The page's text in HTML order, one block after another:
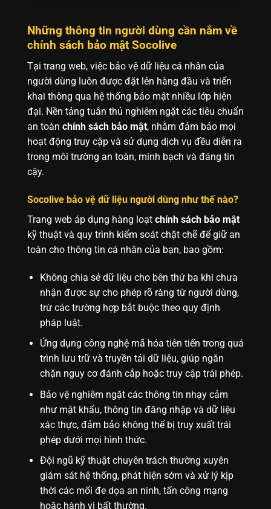
Những thông tin người dùng cần nắm về
chính sách bảo mật Socolive
Tại trang web, việc bảo vệ dữ liệu cá nhân của
người dùng luôn được đặt lên hàng đầu và triển
khai thông qua hệ thống bảo mật nhiều lớp hiện
đại. Nền tảng tuân thủ nghiêm ngặt các tiêu chuẩn
an toàn chính sách bảo mật, nhằm đảm bảo mọi
hoạt động truy cập và sử dụng dịch vụ đều diễn ra
trong môi trường an toàn, minh bạch và đáng tin
cậy.
Socolive bảo vệ dữ liệu người dùng như thế nào?
Trang web áp dụng hàng loạt chính sách bảo mật
kỹ thuật và quy trình kiểm soát chặt chẽ để giữ an
toàn cho thông tin cá nhân của bạn, bao gồm:
Không chia sẻ dữ liệu cho bên thứ ba khi chưa
nhận được sự cho phép rõ ràng từ người dùng,
trừ các trường hợp bắt buộc theo quy định
pháp luật.
Ứng dụng công nghệ mã hóa tiên tiến trong quá
trình lưu trữ và truyền tải dữ liệu, giúp ngăn
chặn nguy cơ đánh cắp hoặc truy cập trái phép.
Bảo vệ nghiêm ngặt các thông tin nhạy cảm
như mật khẩu, thông tin đăng nhập và dữ liệu
xác thực, đảm bảo không thể bị truy xuất trái
phép dưới mọi hình thức.
Đội ngũ kỹ thuật chuyên trách thường xuyên
giám sát hệ thống, phát hiện sớm và xử lý kịp
thời các mối đe dọa an ninh, tấn công mạng
hoặc hành vi bất thường.